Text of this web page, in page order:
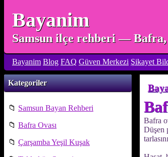
Bayanim
Samsun ilçe rehberi — Bafra,
Bayanim Blog FAQ Güven Merkezi Şikayet
Kategoriler
📁 Samsun Bayan Rehberi
📁 Bafra Ovası
📁 Çarşamba Yeşil Kuşak
Bafra
Düşen